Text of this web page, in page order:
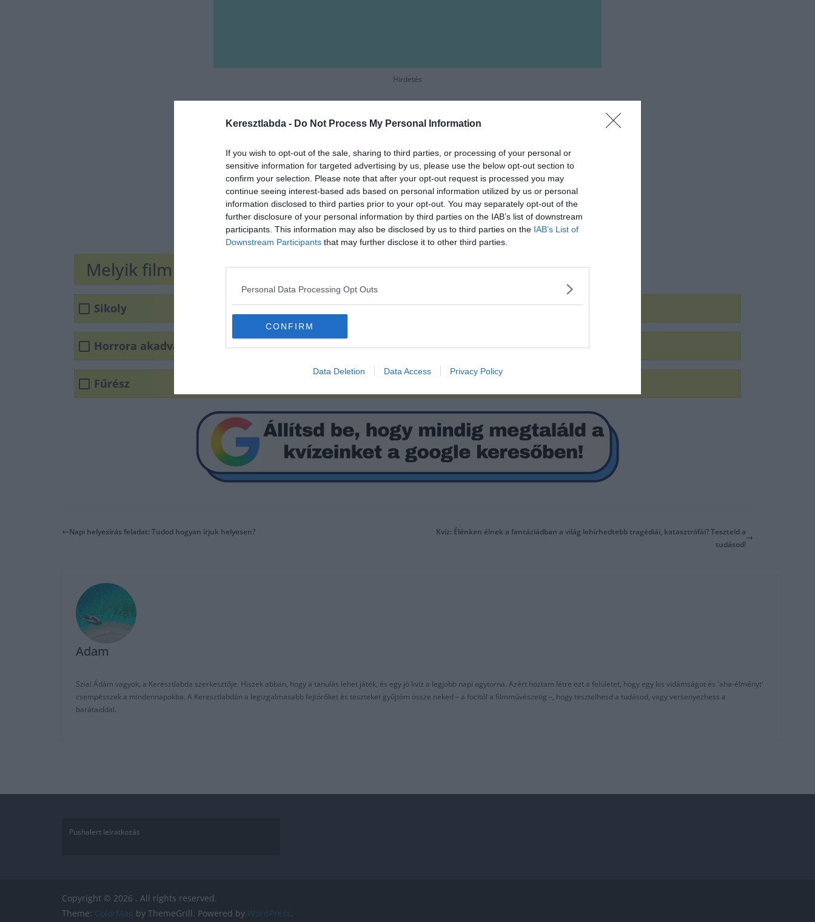
Keresztlabda - Do Not Process My Personal Information
If you wish to opt-out of the sale, sharing to third parties, or processing of your personal or
sensitive information for targeted advertising by us, please use the below opt-out section to
confirm your selection. Please note that after your opt-out request is processed you may
continue seeing interest-based ads based on personal information utilized by us or personal
information disclosed to third parties prior to your opt-out. You may separately opt-out of the
further disclosure of your personal information by third parties on the IAB’s list of downstream
participants. This information may also be disclosed by us to third parties on the IAB’s List of
Downstream Participants that may further disclose it to other third parties.
Personal Data Processing Opt Outs
CONFIRM
Data Deletion Data Access Privacy Policy
Hirdetés
Melyik film címét rejtik az emojik?
Sikoly
Horrora akadva
Fűrész
Napi helyesírás feladat: Tudod hogyan írjuk helyesen?
Kvíz: Élénken élnek a fantáziádban a világ lehírhedtebb tragédiái, katasztrófái? Teszteld a
tudásod!
Adam
Szia! Ádám vagyok, a Keresztlabda szerkesztője. Hiszek abban, hogy a tanulás lehet játék, és egy jó kvíz a legjobb napi agytorna. Azért hoztam létre ezt a felületet, hogy egy kis vidámságot és 'aha-élményt'
csempésszek a mindennapokba. A Keresztlabdán a legizgalmasabb fejtörőket és teszteket gyűjtöm össze neked – a focitól a filmművészetig –, hogy tesztelhesd a tudásod, vagy versenyezhess a
barátaiddal.
Pushalert leíratkozás
Copyright © 2026 . All rights reserved.
Theme: ColorMag by ThemeGrill. Powered by WordPress.